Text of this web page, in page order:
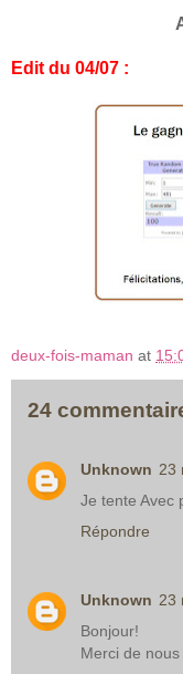
Edit du 04/07 :
deux-fois-maman at
24
Unknown 23
Je tente Avec
Répondre
Unknown 23
Bonjour!
Merci de